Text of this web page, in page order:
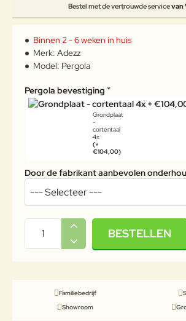
Bestel met de vertrouwde servicevan
Binnen 2 - 6 weken in huis
Merk: Adezz
Model: Pergola
Pergola bevestiging
Grondplaat
-
cortentaal
4x
(+
€104,00)
Door de fabrikant aanbevolen
BESTELLEN
Familiebedrijf
Showroom